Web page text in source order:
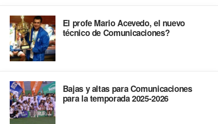
El profe Mario Acevedo, el nuevo
técnico de Comunicaciones?
Bajas y altas para Comunicaciones
para la temporada 2025-2026